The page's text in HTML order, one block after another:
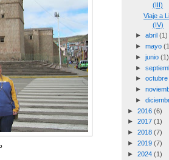
(III)
Viaje a
(IV)
► abril (1)
► mayo
► junio (1)
►
► octubre
►
►
► 2016 (6)
► 2017 (1)
► 2018 (7)
► 2019 (7)
► 2024 (1)